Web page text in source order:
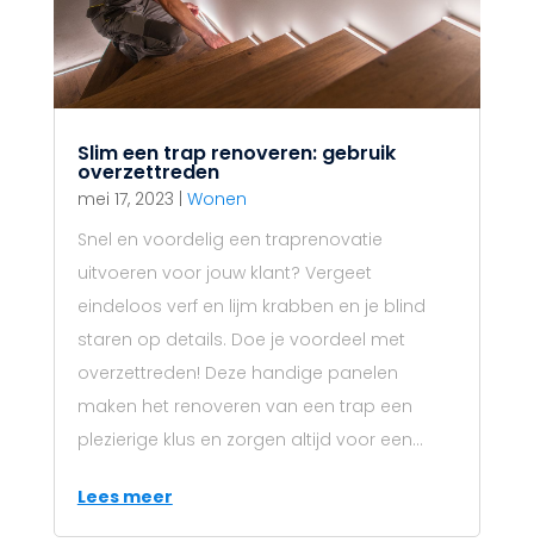
Slim een trap renoveren: gebruik
overzettreden
mei 17, 2023 Wonen
Snel en voordelig een traprenovatie
uitvoeren voor jouw klant? Vergeet
eindeloos verf en lijm krabben en je blind
staren op details. Doe je voordeel met
overzettreden! Deze handige panelen
maken het renoveren van een trap een
plezierige klus en zorgen altijd voor een...
Lees meer